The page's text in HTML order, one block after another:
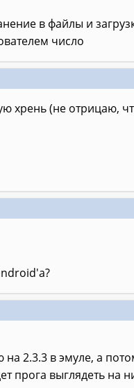
в файлы и
число
хрень (не отрицаю,
2.3.3 в эмуле, а
прога выглядеть на